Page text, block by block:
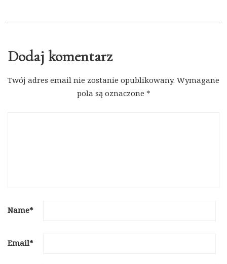
Dodaj komentarz
Twój adres email nie zostanie opublikowany. Wymagane
pola są oznaczone *
Name*
Email*